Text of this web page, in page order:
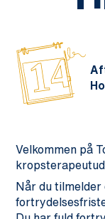
14
Velkommen på
Når du